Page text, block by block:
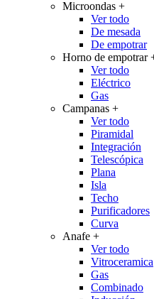
Microondas +
Ver todo
De mesada
De empotrar
Horno de empotrar
Ver todo
Eléctrico
Gas
Campanas +
Ver todo
Piramidal
Integración
Telescópica
Plana
Isla
Techo
Purificadores
Curva
Anafe +
Ver todo
Vitroceramica
Gas
Combinado